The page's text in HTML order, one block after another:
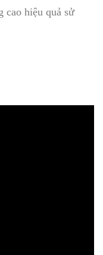
cao hiệu quả sử